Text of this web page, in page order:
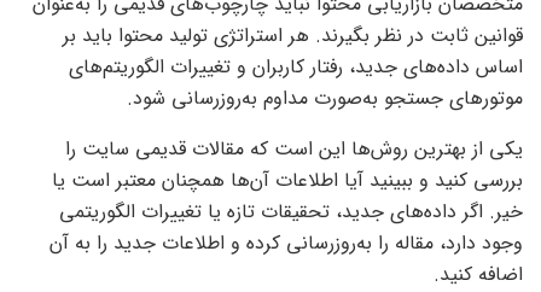
قوانین ثابت در نظر بگیرند. هر استراتژی تولید محتوا باید بر
اساس داده‌های جدید، رفتار کاربران و تغییرات الگوریتم‌های
موتورهای جستجو به‌صورت مداوم به‌روزرسانی شود.
یکی از بهترین روش‌ها این است که مقالات قدیمی سایت را
بررسی کنید و ببینید آیا اطلاعات آن‌ها همچنان معتبر است یا
خیر. اگر داده‌های جدید، تحقیقات تازه یا تغییرات الگوریتمی
وجود دارد، مقاله را به‌روزرسانی کرده و اطلاعات جدید را به آن
اضافه کنید.